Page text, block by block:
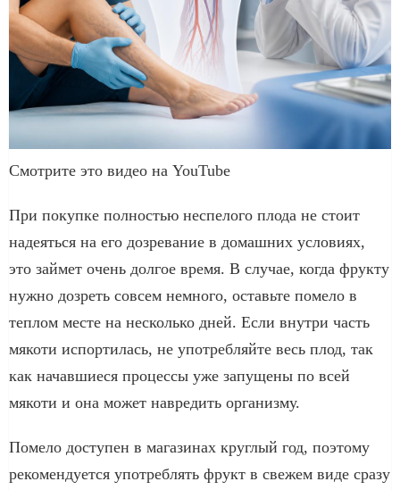
Смотрите это видео на YouTube
При покупке полностью неспелого плода не стоит
надеяться на его дозревание в домашних условиях,
это займет очень долгое время. В случае, когда фрукту
нужно дозреть совсем немного, оставьте помело в
теплом месте на несколько дней. Если внутри часть
мякоти испортилась, не употребляйте весь плод, так
как начавшиеся процессы уже запущены по всей
мякоти и она может навредить организму.
Помело доступен в магазинах круглый год, поэтому
рекомендуется употреблять фрукт в свежем виде сразу